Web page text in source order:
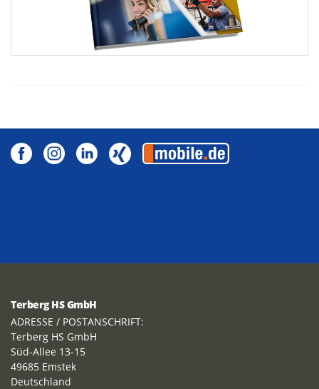
Terberg HS GmbH
ADRESSE / POSTANSCHRIFT:
Terberg HS GmbH
Süd-Allee 13-15
49685 Emstek
Deutschland